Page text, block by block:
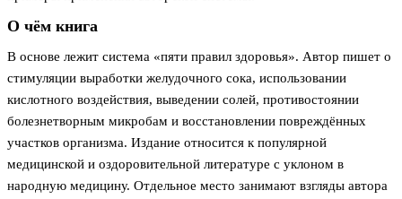
О чём книга
В основе лежит система «пяти правил здоровья». Автор пишет о
стимуляции выработки желудочного сока, использовании
кислотного воздействия, выведении солей, противостоянии
болезнетворным микробам и восстановлении повреждённых
участков организма. Издание относится к популярной
медицинской и оздоровительной литературе с уклоном в
народную медицину. Отдельное место занимают взгляды автора